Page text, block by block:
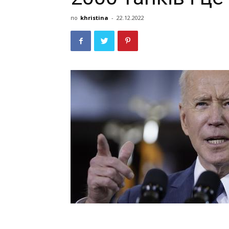
по khristina - 22.12.2022